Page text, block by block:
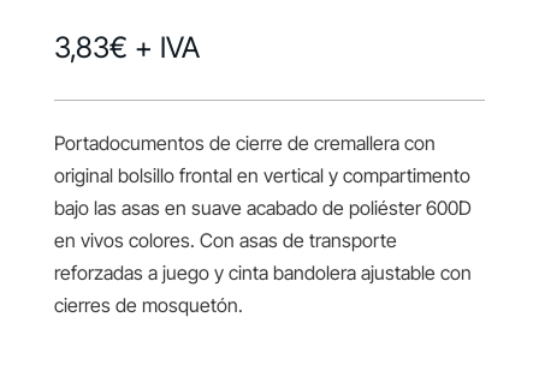
3,83€ + IVA
Portadocumentos de cierre de cremallera con
original bolsillo frontal en vertical y compartimento
bajo las asas en suave acabado de poliéster 600D
en vivos colores. Con asas de transporte
reforzadas a juego y cinta bandolera ajustable con
cierres de mosquetón.